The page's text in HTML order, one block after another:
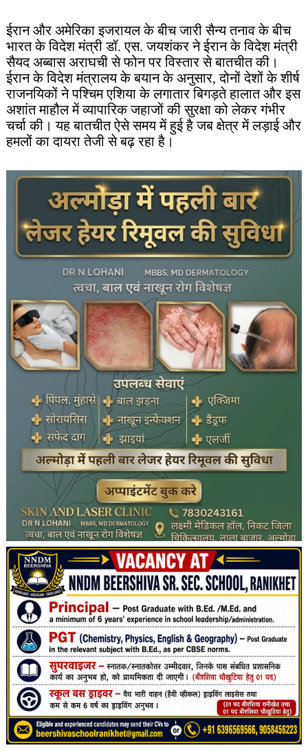
ईरान और अमेरिका इजरायल के बीच जारी सैन्य तनाव के बीच
भारत के विदेश मंत्री डॉ. एस. जयशंकर ने ईरान के विदेश मंत्री
सैयद अब्बास अराघची से फोन पर विस्तार से बातचीत की।
ईरान के विदेश मंत्रालय के बयान के अनुसार, दोनों देशों के शीर्ष
राजनयिकों ने पश्चिम एशिया के लगातार बिगड़ते हालात और इस
अशांत माहौल में व्यापारिक जहाजों की सुरक्षा को लेकर गंभीर
चर्चा की। यह बातचीत ऐसे समय में हुई है जब क्षेत्र में लड़ाई और
हमलों का दायरा तेजी से बढ़ रहा है।